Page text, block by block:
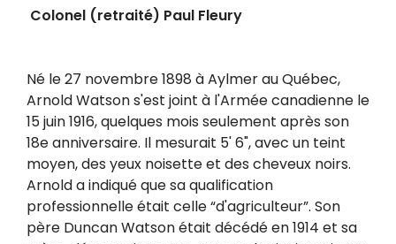
Colonel (retraité) Paul Fleury
Né le 27 novembre 1898 à Aylmer au Québec,
Arnold Watson s'est joint à l'Armée canadienne le
15 juin 1916, quelques mois seulement après son
18e anniversaire. Il mesurait 5' 6", avec un teint
moyen, des yeux noisette et des cheveux noirs.
Arnold a indiqué que sa qualification
professionnelle était celle “d'agriculteur”. Son
père Duncan Watson était décédé en 1914 et sa